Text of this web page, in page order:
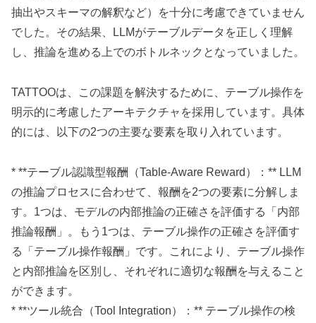
抽出やスキーマの解釈など）を十分に考慮できていません
でした。その結果、LLMがテーブルデータを正しく理解
し、推論を進める上でのボトルネックとなっていました。
TATTOOは、この課題を解決するために、テーブル操作を
明示的に考慮したアーキテクチャを採用しています。具体
的には、以下の2つの主要な要素を取り入れています。
* **テーブル認識型報酬（Table-Aware Reward）：** LLM
の推論プロセスに合わせて、報酬を2つの要素に分解しま
す。1つは、モデルの内部推論の正確さを評価する「内部
推論報酬」。もう1つは、テーブル操作の正確さを評価す
る「テーブル操作報酬」です。これにより、テーブル操作
と内部推論を区別し、それぞれに適切な報酬を与えること
ができます。
* **ツール統合（Tool Integration）：** テーブル操作の検